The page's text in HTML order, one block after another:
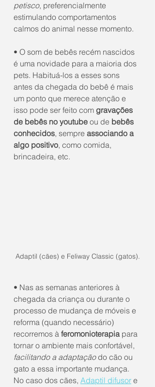
petisco, preferencialmente
estimulando comportamentos
calmos do animal nesse momento.
• O som de bebês recém nascidos
é uma novidade para a maioria dos
pets. Habituá-los a esses sons
antes da chegada do bebê é mais
um ponto que merece atenção e
isso pode ser feito com gravações
de bebês no youtube ou de bebês
conhecidos, sempre associando a
algo positivo, como comida,
brincadeira, etc.
Adaptil (cães) e Feliway Classic (gatos).
• Nas as semanas anteriores à
chegada da criança ou durante o
processo de mudança de móveis e
reforma (quando necessário)
recorremos à feromonioterapia para
tornar o ambiente mais confortável,
facilitando a adaptação do cão ou
gato a essa importante mudança.
No caso dos cães, Adaptil difusor e